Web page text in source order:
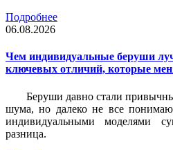
Подробнее
06.08.2026
Чем индивидуальные беруши
ключевых отличий, которые
Беруши давно стали
шума, но далеко не все
индивидуальными моделями
разница.